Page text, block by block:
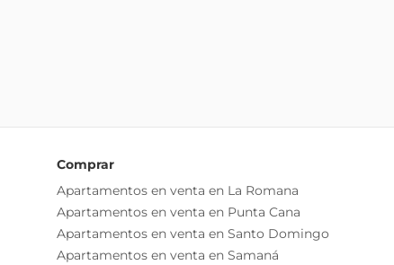
Comprar
Apartamentos en venta en La Romana
Apartamentos en venta en Punta Cana
Apartamentos en venta en Santo Domingo
Apartamentos en venta en Samaná